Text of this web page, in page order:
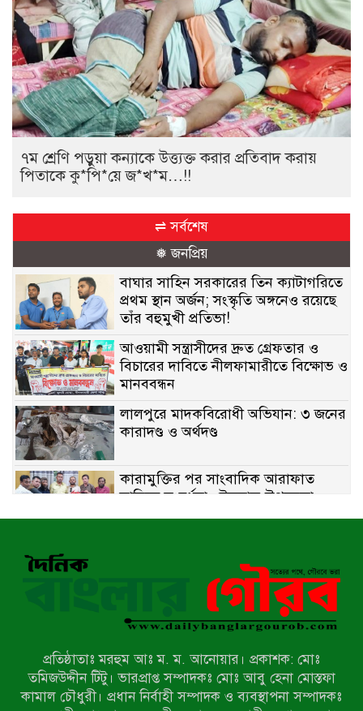
৭ম শ্রেণি পড়ুয়া কন্যাকে উত্ত্যক্ত করার প্রতিবাদ করায়
পিতাকে কু*পি*য়ে জ*খ*ম…!!
⇌ সর্বশেষ
❅ জনপ্রিয়
বাঘার সাহিন সরকারের তিন ক্যাটাগরিতে
প্রথম স্থান অর্জন; সংস্কৃতি অঙ্গনেও রয়েছে
তাঁর বহুমুখী প্রতিভা!
আওয়ামী সন্ত্রাসীদের দ্রুত গ্রেফতার ও
বিচারের দাবিতে নীলফামারীতে বিক্ষোভ ও
মানববন্ধন
লালপুরে মাদকবিরোধী অভিযান: ৩ জনের
কারাদণ্ড ও অর্থদণ্ড
কারামুক্তির পর সাংবাদিক আরাফাত
সানিকে সংবর্ধনা, টেকনাফ উপজেলা
প্রেসক্লাবের ফুলেল শুভেচ্ছা
মিয়ানমারের সীমান্তে স্থলমাইন বিস্ফোরণ:
উখিয়ার এক যুবকের পা বিচ্ছিন্ন
৭ম শ্রেণি পড়ুয়া কন্যাকে উত্ত্যক্ত করার
প্রতিবাদ করায় পিতাকে কু*পি*য়ে
প্রতিষ্ঠাতাঃ মরহুম আঃ ম. ম. আনোয়ার। প্রকাশক: মোঃ
তমিজউদ্দীন টিটু। ভারপ্রাপ্ত সম্পাদকঃ মোঃ আবু হেনা মোস্তফা
কামাল চৌধুরী। প্রধান নির্বাহী সম্পাদক ও ব্যবস্থাপনা সম্পাদকঃ